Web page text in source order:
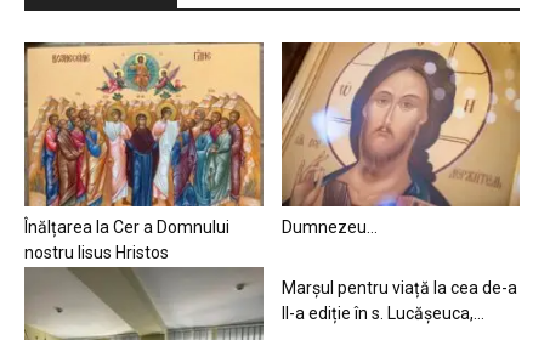
Înălțarea la Cer a Domnului
nostru Iisus Hristos
Dumnezeu…
Marșul pentru viață la cea de-a
II-a ediție în s. Lucășeuca,...